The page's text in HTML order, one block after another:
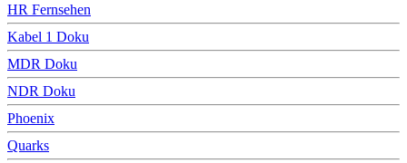
HR Fernsehen
Kabel 1 Doku
MDR Doku
NDR Doku
Phoenix
Quarks